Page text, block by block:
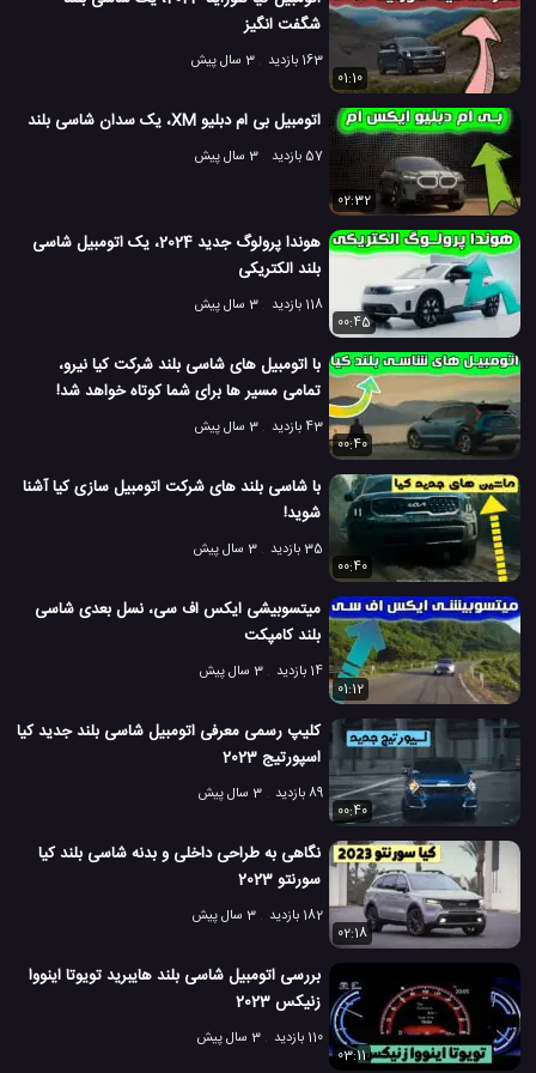
# ماشین های Land Rover
52 بازدید
3 سال پیش
شگفت انگیز
163 بازدید
3 سال پیش
01:10
اتومبیل بی ام دبلیو XM، یک سدان شاسی بلند
57 بازدید 3 سال پیش
02:32
هوندا پرولوگ جدید 2024، یک اتومبیل شاسی
بلند الکتریکی
118 بازدید
3 سال پیش
00:45
با اتومبیل های شاسی بلند شرکت کیا نیرو،
تمامی مسیر ها برای شما کوتاه خواهد شد!
43 بازدید
3 سال پیش
00:40
با شاسی بلند های شرکت اتومبیل سازی کیا آشنا
شوید!
35 بازدید
3 سال پیش
00:40
میتسوبیشی ایکس اف سی، نسل بعدی شاسی
بلند کامپکت
14 بازدید
3 سال پیش
01:12
کلیپ رسمی معرفی اتومبیل شاسی بلند جدید کیا
اسپورتیج 2023
89 بازدید
3 سال پیش
00:40
نگاهی به طراحی داخلی و بدنه شاسی بلند کیا
سورنتو 2023
182 بازدید
3 سال پیش
02:18
بررسی اتومبیل شاسی بلند هایبرید تویوتا اینووا
زنیکس 2023
110 بازدید
3 سال پیش
03:11